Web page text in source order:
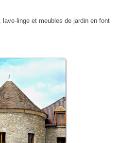
linge et meubles de jardin en font